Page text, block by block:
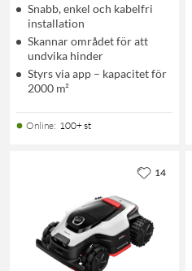
Snabb, enkel och kabelfri
installation
Skannar området för att
undvika hinder
Styrs via app – kapacitet för
2000 m²
Online: 100+ st
14